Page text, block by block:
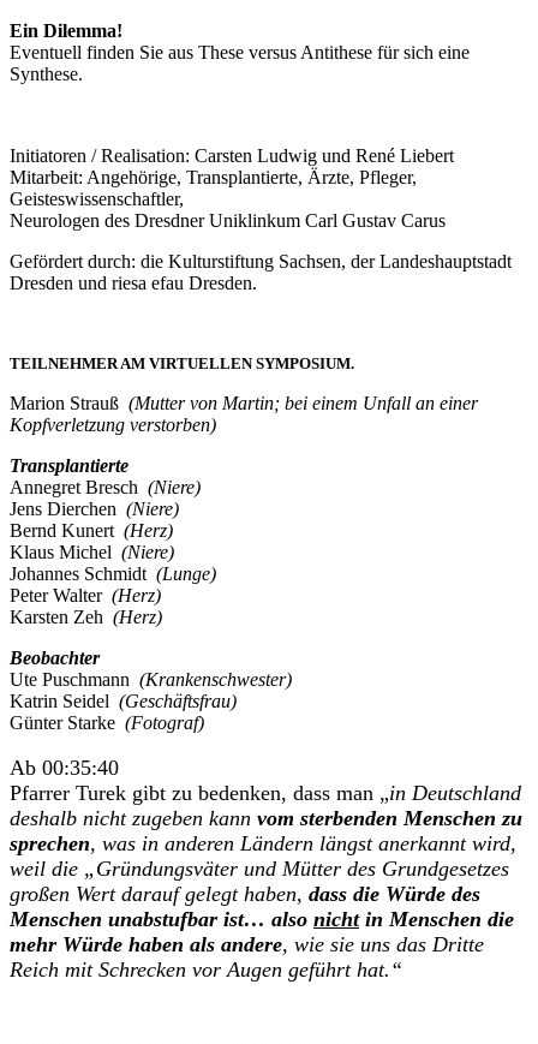
Ein Dilemma!
Eventuell finden Sie aus These versus Antithese für sich eine
Synthese.
Initiatoren / Realisation: Carsten Ludwig und René Liebert
Mitarbeit: Angehörige, Transplantierte, Ärzte, Pfleger,
Geisteswissenschaftler,
Neurologen des Dresdner Uniklinkum Carl Gustav Carus
Gefördert durch: die Kulturstiftung Sachsen, der Landeshauptstadt
Dresden und riesa efau Dresden.
TEILNEHMER AM VIRTUELLEN SYMPOSIUM.
Marion Strauß (Mutter von Martin; bei einem Unfall an einer
Kopfverletzung verstorben)
Transplantierte
Annegret Bresch (Niere)
Jens Dierchen (Niere)
Bernd Kunert (Herz)
Klaus Michel (Niere)
Johannes Schmidt (Lunge)
Peter Walter (Herz)
Karsten Zeh (Herz)
Beobachter
Ute Puschmann (Krankenschwester)
Katrin Seidel (Geschäftsfrau)
Günter Starke (Fotograf)
Ab 00:35:40
Pfarrer Turek gibt zu bedenken, dass man „in Deutschland
deshalb nicht zugeben kann vom sterbenden Menschen zu
sprechen, was in anderen Ländern längst anerkannt wird,
weil die „Gründungsväter und Mütter des Grundgesetzes
großen Wert darauf gelegt haben, dass die Würde des
Menschen unabstufbar ist… also nichtin Menschen die
mehr Würde haben als andere, wie sie uns das Dritte
Reich mit Schrecken vor Augen geführt hat.“